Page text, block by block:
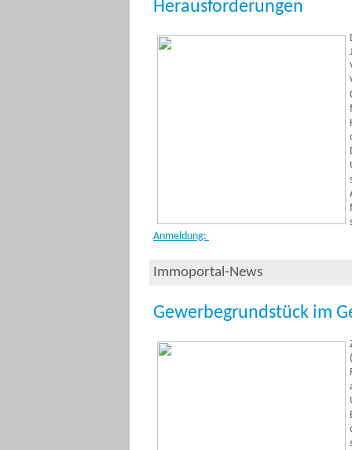
Herausforderungen
Anmeldung:
Immoportal-News
Gewerbegrundstück im